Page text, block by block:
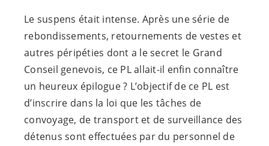
Le suspens était intense. Après une série de
rebondissements, retournements de vestes et
autres péripéties dont a le secret le Grand
Conseil genevois, ce PL allait-il enfin connaître
un heureux épilogue ? L’objectif de ce PL est
d’inscrire dans la loi que les tâches de
convoyage, de transport et de surveillance des
détenus sont effectuées par du personnel de